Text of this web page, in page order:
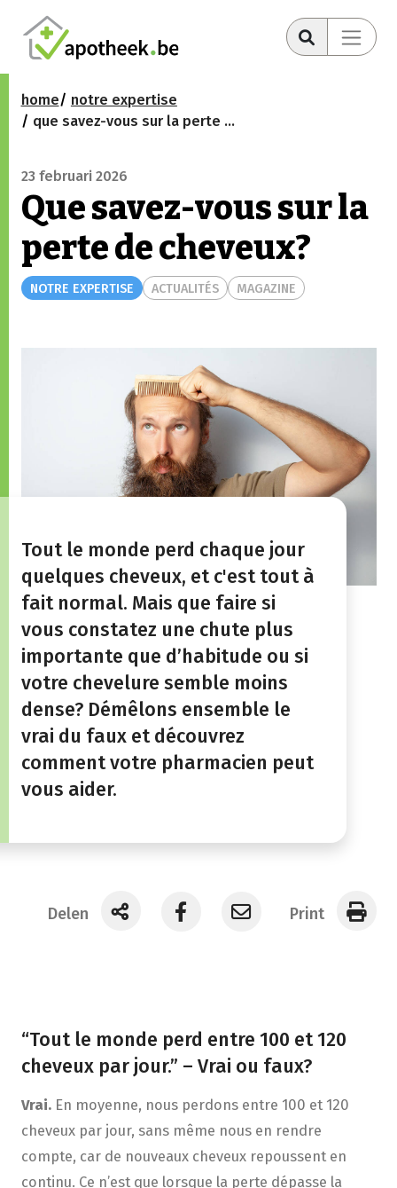
home
notre expertise
que savez-vous sur la perte de cheveux?
23 februari 2026
Que savez-vous sur la
perte de cheveux?
NOTRE EXPERTISE ACTUALITÉS MAGAZINE
Tout le monde perd chaque jour
quelques cheveux, et c'est tout à
fait normal. Mais que faire si
vous constatez une chute plus
importante que d’habitude ou si
votre chevelure semble moins
dense? Démêlons ensemble le
vrai du faux et découvrez
comment votre pharmacien peut
vous aider.
Delen Print
“Tout le monde perd entre 100 et 120
cheveux par jour.” – Vrai ou faux?
Vrai. En moyenne, nous perdons entre 100 et 120
cheveux par jour, sans même nous en rendre
compte, car de nouveaux cheveux repoussent en
continu. Ce n’est que lorsque la perte dépasse la